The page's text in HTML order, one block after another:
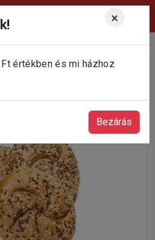
×
értékben és mi házhoz
Bezárás
Kecskemét